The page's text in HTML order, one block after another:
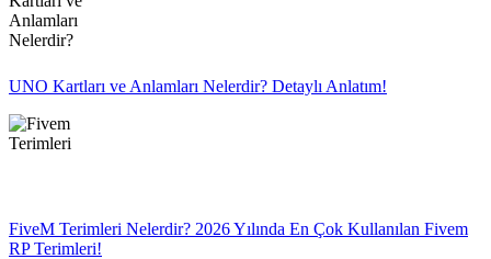
UNO Kartları ve Anlamları Nelerdir? Detaylı Anlatım!
FiveM Terimleri Nelerdir? 2026 Yılında En Çok Kullanılan Fivem
RP Terimleri!